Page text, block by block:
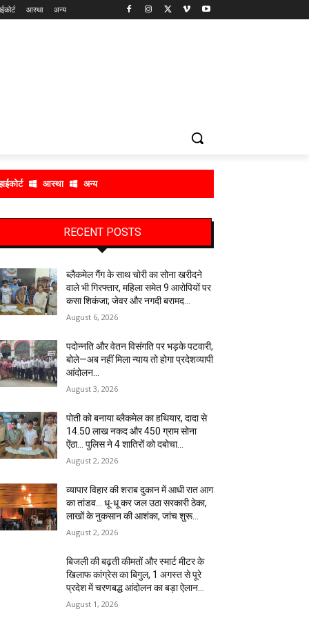
आस्था अन्य
आस्था अन्य
RECENT POSTS
ब्लैकमेल गैंग के साथ चोरी का सोना खरीदने
वाले भी गिरफ्तार, महिला समेत 9 आरोपियों पर
कसा शिकंजा; जेवर और नगदी बरामद…
August 6, 2026
पदोन्नति और वेतन विसंगति पर भड़के पटवारी,
बोले—अब नहीं मिला न्याय तो होगा प्रदेशव्यापी
आंदोलन…
August 3, 2026
पोती को बनाया ब्लैकमेल का हथियार, दादा से
14.50 लाख नकद और 450 ग्राम सोना
ऐंठा… पुलिस ने 4 शातिरों को दबोचा…
August 2, 2026
व्यापार विहार की शराब दुकान में आधी रात आग
का तांडव… धू-धू कर जल उठा सरकारी ठेका,
लाखों के नुकसान की आशंका, जांच शुरू…
August 2, 2026
बिजली की बढ़ती कीमतों और स्मार्ट मीटर के
खिलाफ कांग्रेस का बिगुल, 1 अगस्त से पूरे
प्रदेश में चरणबद्ध आंदोलन का बड़ा ऐलान…
August 1, 2026